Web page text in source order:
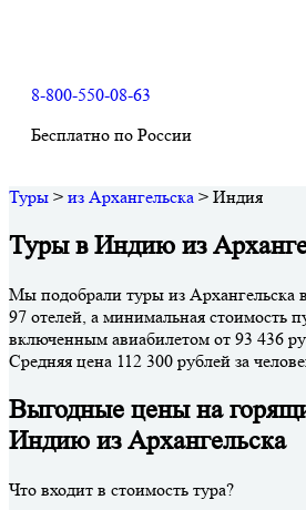
8-800-550-08-63
Бесплатно по России
Туры > из Архангельска > Индия
Туры в Индию из
Мы подобрали туры из Архангельска
97 отелей, а минимальная стоимость
включенным авиабилетом от 93 436
Средняя цена 112 300 рублей за
Выгодные цены на
Индию из Архангельска
Что входит в стоимость тура?